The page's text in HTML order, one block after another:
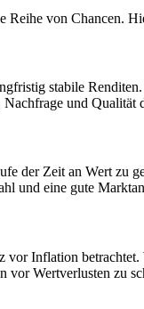
von Chancen.
stabile
und Qualität
der Zeit an Wert zu
und eine gute
Inflation betrachtet.
vor Wertverlusten zu